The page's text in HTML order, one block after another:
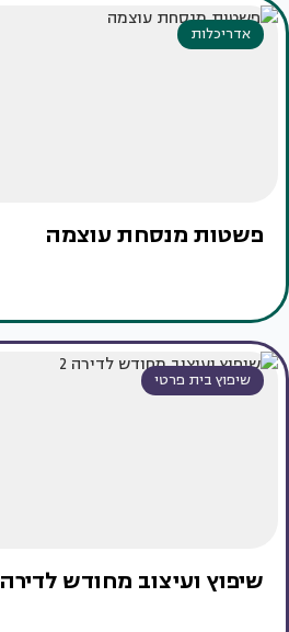
אדריכלות
פשטות מנסחת עוצמה
שיפוץ בית פרטי
שיפוץ ועיצוב מחודש לדירה 2